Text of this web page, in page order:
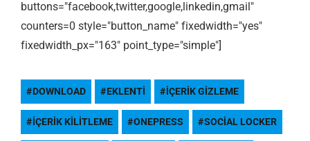
buttons="facebook,twitter,google,linkedin,gmail"
counters=0 style="button_name" fixedwidth="yes"
fixedwidth_px="163" point_type="simple"]
DOWNLOAD EKLENTI IÇERIK GIZLEME
IÇERIK KILITLEME ONEPRESS SOCIAL LOCKER